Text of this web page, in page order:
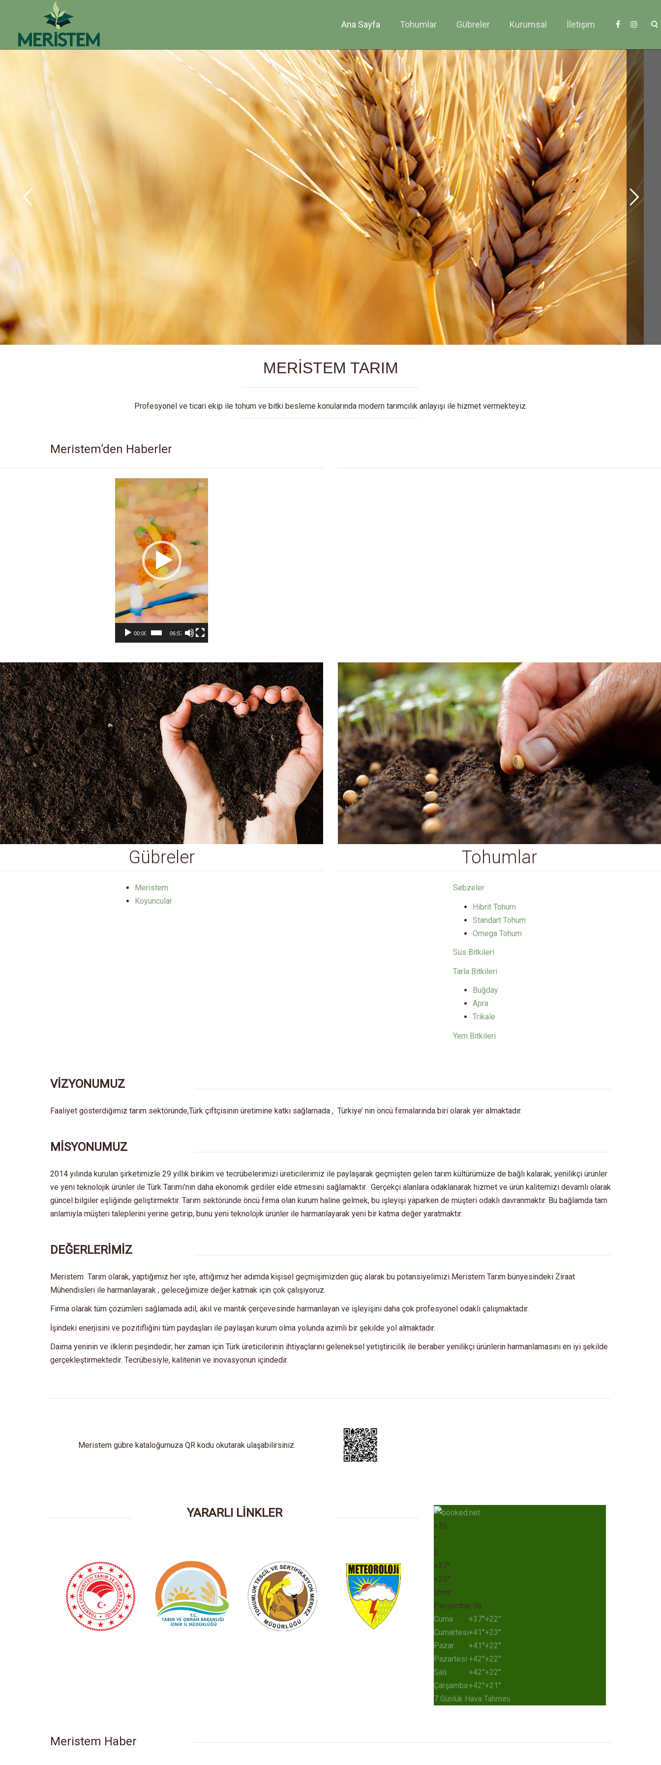
Ana Sayfa Tohumlar Gübreler Kurumsal İletişim
MERİSTEM TARIM
Profesyonel ve ticari ekip ile tohum ve bitki besleme konularında modern tarımcılık anlayışı ile hizmet vermekteyiz.
Meristem’den Haberler
Video
oynatıcı
00:00 06:57
Gübreler
Meristem
Koyuncular
Tohumlar
Sebzeler
Hibrit Tohum
Standart Tohum
Omega Tohum
Süs Bitkileri
Tarla Bitkileri
Buğday
Apra
Trikale
Yem Bitkileri
VİZYONUMUZ
Faaliyet gösterdiğimiz tarım sektöründe,Türk çiftçisinin üretimine katkı sağlamada , Türkiye’ nin öncü firmalarında biri olarak yer almaktadır.
MİSYONUMUZ
2014 yılında kurulan şirketimizle 29 yıllık birikim ve tecrübelerimizi üreticilerimiz ile paylaşarak geçmişten gelen tarım kültürümüze de bağlı kalarak; yenilikçi ürünler
ve yeni teknolojik ürünler ile Türk Tarımı’nın daha ekonomik girdiler elde etmesini sağlamaktır. Gerçekçi alanlara odaklanarak hizmet ve ürün kalitemizi devamlı olarak
güncel bilgiler eşliğinde geliştirmektir. Tarım sektöründe öncü firma olan kurum haline gelmek, bu işleyişi yaparken de müşteri odaklı davranmaktır. Bu bağlamda tam
anlamıyla müşteri taleplerini yerine getirip, bunu yeni teknolojik ürünler ile harmanlayarak yeni bir katma değer yaratmaktır.
DEĞERLERİMİZ
Meristem Tarım olarak, yaptığımız her işte, attığımız her adımda kişisel geçmişimizden güç alarak bu potansiyelimizi Meristem Tarım bünyesindeki Ziraat
Mühendisleri ile harmanlayarak ; geleceğimize değer katmak için çok çalışıyoruz.
Firma olarak tüm çözümleri sağlamada adil, akıl ve mantık çerçevesinde harmanlayan ve işleyişini daha çok profesyonel odaklı çalışmaktadır.
İşindeki enerjisini ve pozitifliğini tüm paydaşları ile paylaşan kurum olma yolunda azimli bir şekilde yol almaktadır.
Daima yeninin ve ilklerin peşindedir; her zaman için Türk üreticilerinin ihtiyaçlarını geleneksel yetiştiricilik ile beraber yenilikçi ürünlerin harmanlamasını en iyi şekilde
gerçekleştirmektedir. Tecrübesiyle, kalitenin ve inovasyonun içindedir.
Meristem gübre kataloğumuza QR kodu okutarak ulaşabilirsiniz.
YARARLI LİNKLER
+35
°
C
+37°
+25°
İzmir
Perşembe, 06
Cuma
+37°+22°
Cumartesi+41°+23°
Pazar
+41°+22°
Pazartesi +42°+22°
Salı
+42°+22°
Çarşamba+42°+21°
7 Günlük Hava Tahmini
Meristem Haber